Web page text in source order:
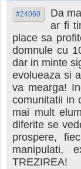
#24060
Da
ar fi
place sa
domnule cu
dar in minte
evolueaza si
va mearga!
comunitatii in
mai mult
diferite se
prospere,
manipulati,
TREZIREA!